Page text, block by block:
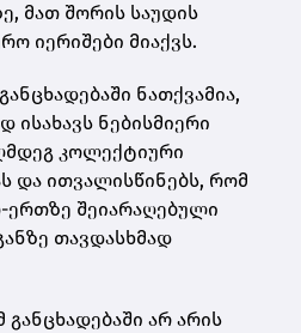
მათ შორის საუდის
იერიშები მიაქვს.
ნათქვამია,
ისახავს ნებისმიერი
კოლექტიური
და ითვალისწინებს, რომ
ერთზე შეიარაღებული
თავდასხმად
განცხადებაში არ არის